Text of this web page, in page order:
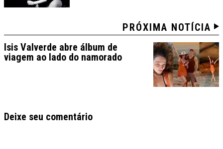
PRÓXIMA NOTÍCIA
Isis Valverde abre álbum de
viagem ao lado do namorado
Deixe seu comentário